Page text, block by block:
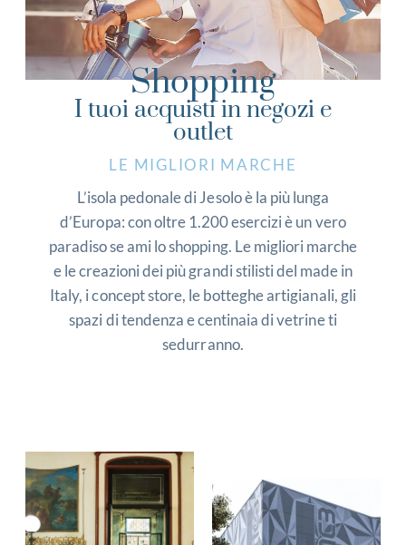
Shopping
I tuoi acquisti in negozi e
outlet
LE MIGLIORI MARCHE
L’isola pedonale di Jesolo è la più lunga
d’Europa: con oltre 1.200 esercizi è un vero
paradiso se ami lo shopping. Le migliori marche
e le creazioni dei più grandi stilisti del made in
Italy, i concept store, le botteghe artigianali, gli
spazi di tendenza e centinaia di vetrine ti
sedurranno.